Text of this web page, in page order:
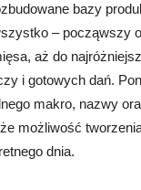
bazy
– począwszy
aż do
i gotowych dań.
makro, nazwy
możliwość
dnia.